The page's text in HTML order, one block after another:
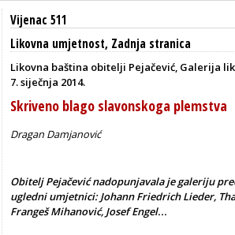
Vijenac 511
Likovna umjetnost, Zadnja stranica
Likovna baština obitelji Pejačević, Galerija
7. siječnja 2014.
Skriveno blago slavonskoga plemstva
Dragan Damjanović
Obitelj Pejačević nadopunjavala je galeriju
ugledni umjetnici: Johann Friedrich Lieder,
Frangeš Mihanović, Josef Engel...